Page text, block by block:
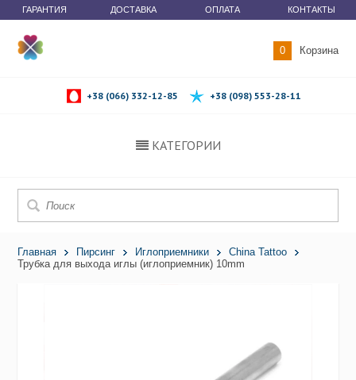
ГАРАНТИЯ ДОСТАВКА ОПЛАТА КОНТАКТЫ
0 Корзина
+38 (066) 332-12-85 +38 (098) 553-28-11
КАТЕГОРИИ
Главная Пирсинг Иглоприемники
China Tattoo
Трубка для выхода иглы (иглоприемник) 10mm